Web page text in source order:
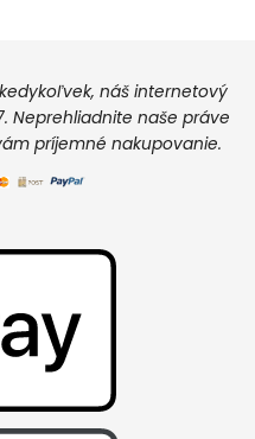
náš internetový
Neprehliadnite naše práve
príjemné nakupovanie.